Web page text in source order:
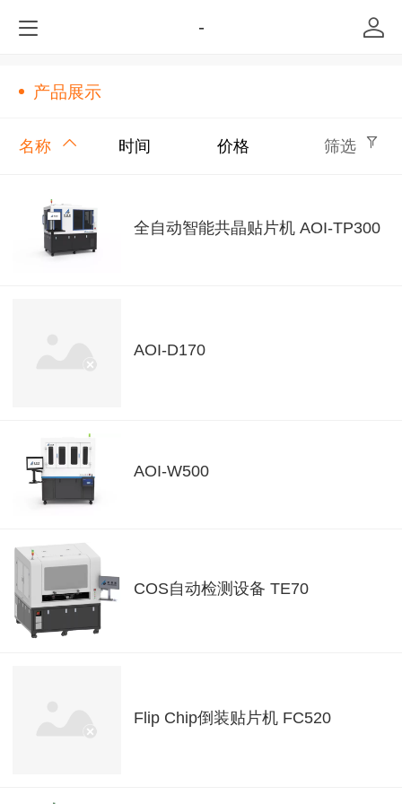
-
产品展示
名称 时间 价格 筛选
全自动智能共晶贴片机 AOI-TP300
AOI-D170
AOI-W500
COS自动检测设备 TE70
Flip Chip倒装贴片机 FC520